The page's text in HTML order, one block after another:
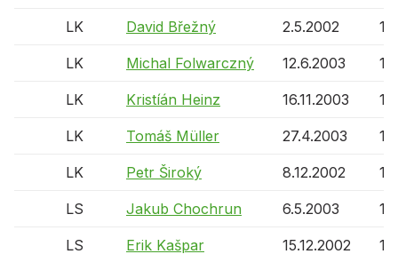
LK David Břežný 2.5.2002
LK Michal Folwarczný 12.6.2003
LK Kristíán Heinz 16.11.2003
LK Tomáš Müller 27.4.2003
LK Petr Široký 8.12.2002
LS Jakub Chochrun 6.5.2003
LS Erik Kašpar 15.12.2002